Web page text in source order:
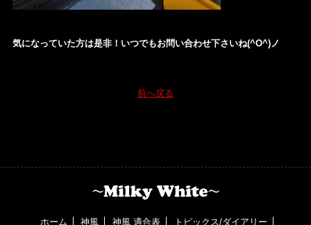
気になっていた方は是非！いつでもお問い合わせ下さいね(^O^)ノ
前へ戻る
ホーム 神風 神風 適合表 トピックス/ダイアリー